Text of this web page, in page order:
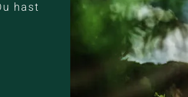
hast